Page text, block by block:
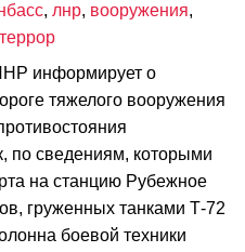
, лнр, вооружения,
информирует о
тяжелого вооружения
по сведениям, которыми
на станцию Рубежное
груженных танками Т-72
боевой техники